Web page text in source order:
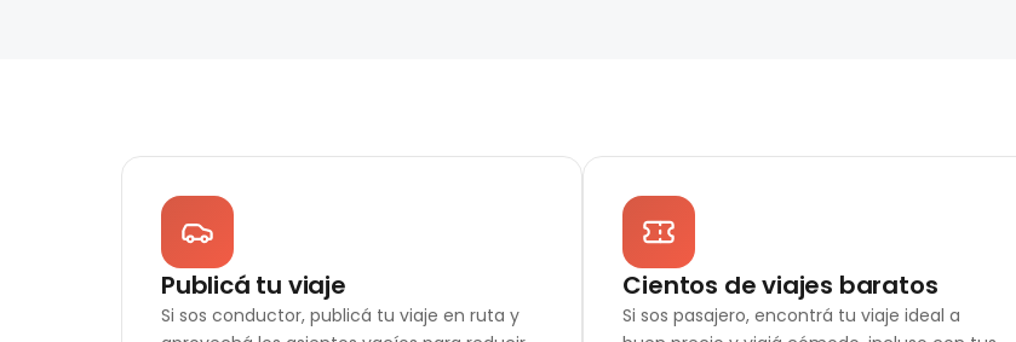
Publicá tu viaje
Si sos conductor, publicá tu viaje en ruta y
Cientos de viajes baratos
Si sos pasajero, encontrá tu viaje ideal a